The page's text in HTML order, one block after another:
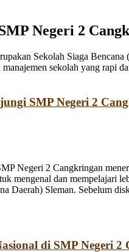
Negeri 2
Sekolah Siaga
sekolah yang rapi
SMP Negeri 2
Negeri 2 Cangkringan
mengenal dan
Daerah) Sleman. Sebelum
di SMP Negeri 2